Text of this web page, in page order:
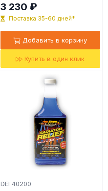
3 230 ₽
Поставка 35-60 дней*
Добавить в корзину
Купить в один клик
DEI 40200